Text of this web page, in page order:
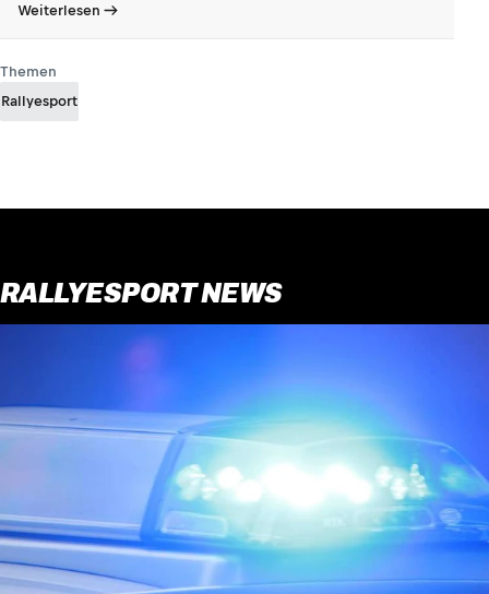
Weiterlesen
Themen
Rallyesport
RALLYESPORT NEWS